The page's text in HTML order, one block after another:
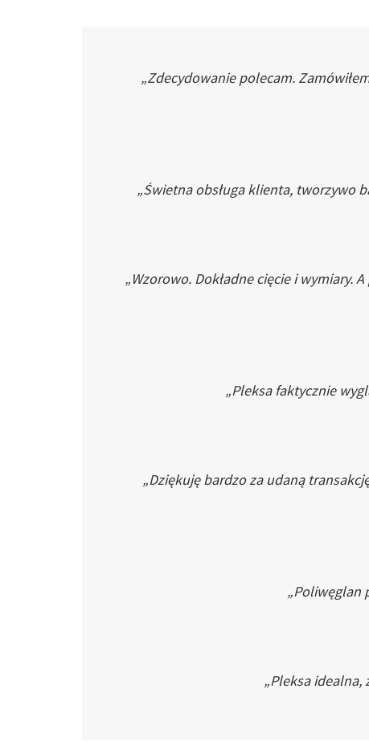
„Zdecydowanie polecam.
„Świetna obsługa klienta, tworzywo
„Wzorowo. Dokładne cięcie i wymiary.
„Pleksa faktycznie
„Dziękuję bardzo za udaną
„Poliwęglan
„Pleksa idealna,